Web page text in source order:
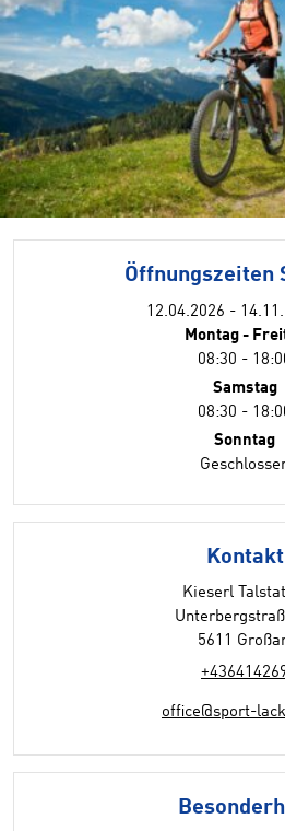
Öffnungszeiten
12.04.2026 -
Montag -
08:30 -
Samstag
08:30 -
Sonntag
Kontakt
Kieserl
5611
office@sport-